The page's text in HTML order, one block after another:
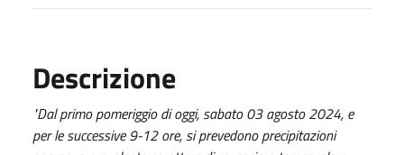
Descrizione
"Dal primo pomeriggio di oggi, sabato 03 agosto 2024, e
per le successive 9-12 ore, si prevedono precipitazioni